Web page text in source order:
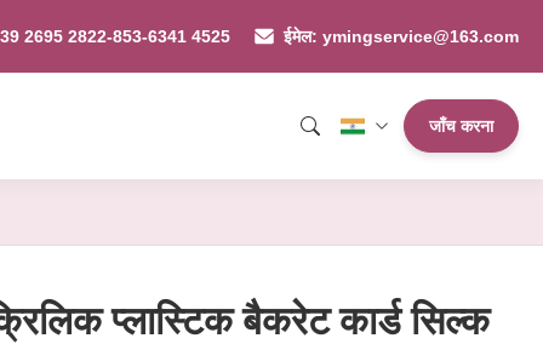
2695 2822-853-6341 4525 ईमेल: ymingservice@163.com
जाँच करना
प्लास्टिक बैकरेट कार्ड सिल्क